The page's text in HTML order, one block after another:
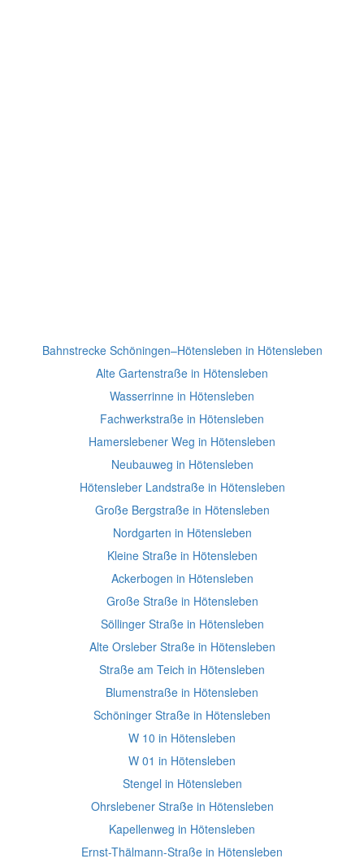
Bahnstrecke Schöningen–Hötensleben in Hötensleben
Alte Gartenstraße in Hötensleben
Wasserrinne in Hötensleben
Fachwerkstraße in Hötensleben
Hamerslebener Weg in Hötensleben
Neubauweg in Hötensleben
Hötensleber Landstraße in Hötensleben
Große Bergstraße in Hötensleben
Nordgarten in Hötensleben
Kleine Straße in Hötensleben
Ackerbogen in Hötensleben
Große Straße in Hötensleben
Söllinger Straße in Hötensleben
Alte Orsleber Straße in Hötensleben
Straße am Teich in Hötensleben
Blumenstraße in Hötensleben
Schöninger Straße in Hötensleben
W 10 in Hötensleben
W 01 in Hötensleben
Stengel in Hötensleben
Ohrslebener Straße in Hötensleben
Kapellenweg in Hötensleben
Ernst-Thälmann-Straße in Hötensleben